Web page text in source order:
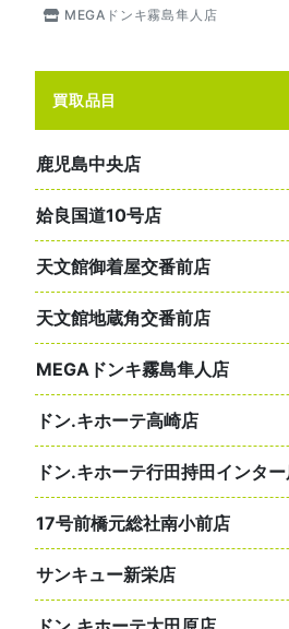
MEGAドンキ霧島隼人店
買取品目
鹿児島中央店
姶良国道10号店
天文館御着屋交番前店
天文館地蔵角交番前店
MEGAドンキ霧島隼人店
ドン.キホーテ高崎店
ドン.キホーテ行田持田インタ
17号前橋元総社南小前店
サンキュー新栄店